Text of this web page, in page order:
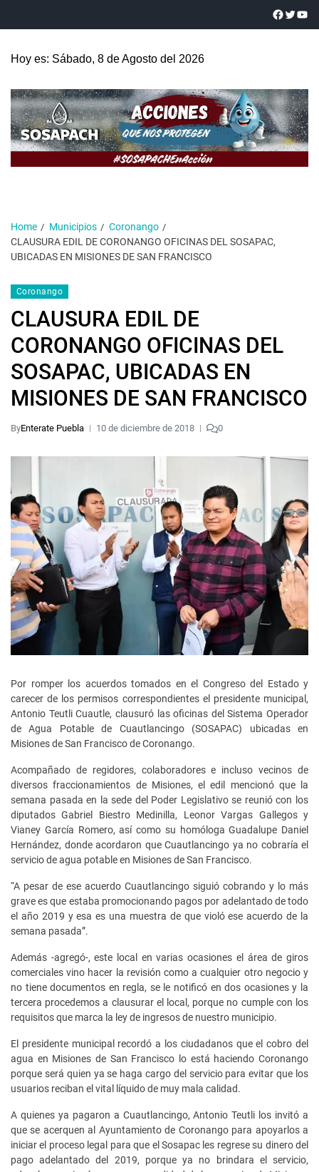
Hoy es: Sábado, 8 de Agosto del 2026
Home Municipios
Coronango
CLAUSURA EDIL DE CORONANGO OFICINAS DEL SOSAPAC,
UBICADAS EN MISIONES DE SAN FRANCISCO
Coronango
CLAUSURA EDIL DE
CORONANGO OFICINAS DEL
SOSAPAC, UBICADAS EN
MISIONES DE SAN FRANCISCO
ByEnterate Puebla 10 de diciembre de 2018 0
Por romper los acuerdos tomados en el Congreso del Estado y
carecer de los permisos correspondientes el presidente municipal,
Antonio Teutli Cuautle, clausuró las oficinas del Sistema Operador
de Agua Potable de Cuautlancingo (SOSAPAC) ubicadas en
Misiones de San Francisco de Coronango.
Acompañado de regidores, colaboradores e incluso vecinos de
diversos fraccionamientos de Misiones, el edil mencionó que la
semana pasada en la sede del Poder Legislativo se reunió con los
diputados Gabriel Biestro Medinilla, Leonor Vargas Gallegos y
Vianey García Romero, así como su homóloga Guadalupe Daniel
Hernández, donde acordaron que Cuautlancingo ya no cobraría el
servicio de agua potable en Misiones de San Francisco.
“A pesar de ese acuerdo Cuautlancingo siguió cobrando y lo más
grave es que estaba promocionando pagos por adelantado de todo
el año 2019 y esa es una muestra de que violó ese acuerdo de la
semana pasada”.
Además -agregó-, este local en varias ocasiones el área de giros
comerciales vino hacer la revisión como a cualquier otro negocio y
no tiene documentos en regla, se le notificó en dos ocasiones y la
tercera procedemos a clausurar el local, porque no cumple con los
requisitos que marca la ley de ingresos de nuestro municipio.
El presidente municipal recordó a los ciudadanos que el cobro del
agua en Misiones de San Francisco lo está haciendo Coronango
porque será quien ya se haga cargo del servicio para evitar que los
usuarios reciban el vital líquido de muy mala calidad.
A quienes ya pagaron a Cuautlancingo, Antonio Teutli los invitó a
que se acerquen al Ayuntamiento de Coronango para apoyarlos a
iniciar el proceso legal para que el Sosapac les regrese su dinero del
pago adelantado del 2019, porque ya no brindara el servicio,